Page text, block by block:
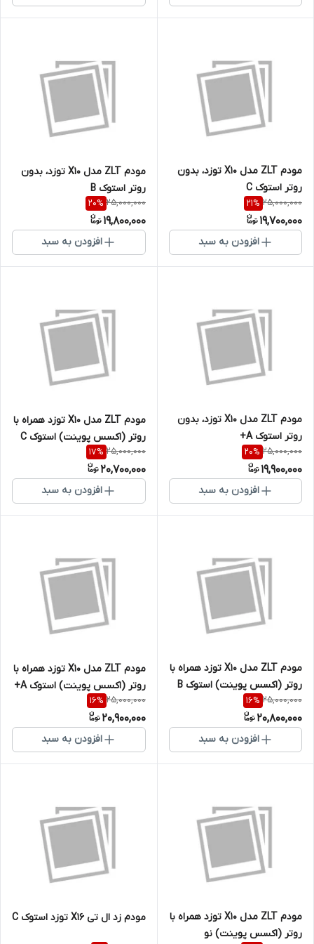
مودم ZLT مدل X10 توزد، بدون
روتر استوک C
25,000,000
21%
19,700,000
افزودن به سبد
مودم ZLT مدل X10 توزد، بدون
روتر استوک B
25,000,000
20%
19,800,000
افزودن به سبد
مودم ZLT مدل X10 توزد، بدون
روتر استوک A+
25,000,000
20%
19,900,000
افزودن به سبد
مودم ZLT مدل X10 توزد همراه با
روتر (اکسس پوینت) استوک C
25,000,000
17%
20,700,000
افزودن به سبد
مودم ZLT مدل X10 توزد همراه با
روتر (اکسس پوینت) استوک B
25,000,000
16%
20,800,000
افزودن به سبد
مودم ZLT مدل X10 توزد همراه با
روتر (اکسس پوینت) استوک A+
25,000,000
16%
20,900,000
افزودن به سبد
مودم ZLT مدل X10 توزد همراه با
روتر (اکسس پوینت) نو
مودم زد ال تی X16 توزد استوک C